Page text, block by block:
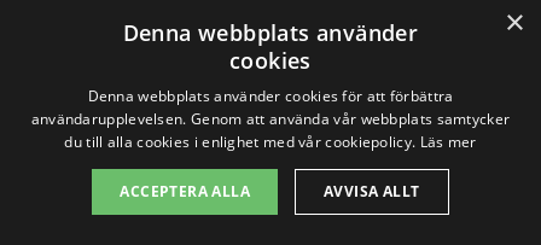
Sök efter en
professionell för
dödsbostädning i andra
×
Denna webbplats använder
cookies
Denna webbplats använder cookies för att förbättra
användarupplevelsen. Genom att använda vår webbplats samtycker
du till alla cookies i enlighet med vår cookiepolicy. Läs mer
ACCEPTERA ALLA AVVISA ALLT